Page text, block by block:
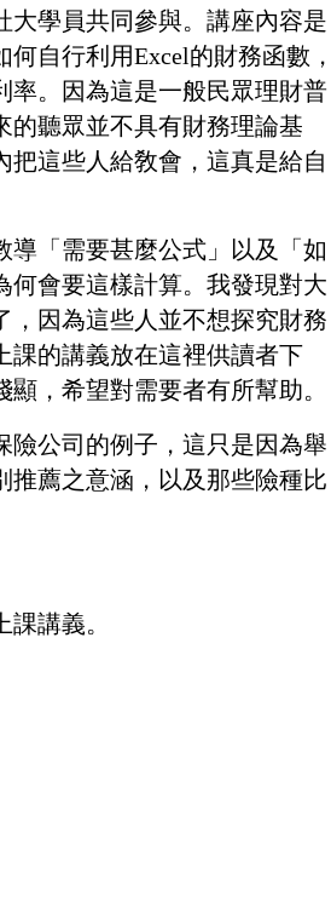
大學員共同參與。講座內容是
何自行利用Excel的財務函數
率。因為這是一般民眾理財普
的聽眾並不具有財務理論基
把這些人給敎會，這真是給自
導「需要甚麼公式」以及「如
何會要這樣計算。我發現對大
，因為這些人並不想探究財務
課的講義放在這裡供讀者下
，希望對需要者有所幫助。
險公司的例子，這只是因為舉
推薦之意涵，以及那些險種比
講義。